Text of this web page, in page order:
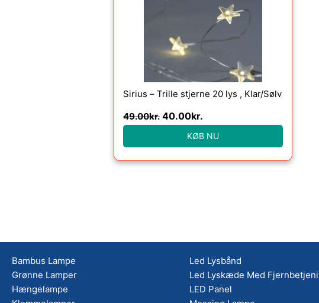
Sirius – Trille stjerne 20 lys , Klar/Sølv
49.00kr. 40.00kr.
40.00kr..
KØB NU
Bambus Lampe
Grønne Lamper
Hængelampe
Led Lysbånd
Led Lyskæde Med
LED Panel